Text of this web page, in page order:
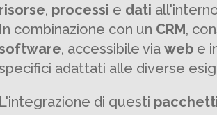
risorse, processi e dati
In combinazione con un CRM,
, accessibile viaweb e
adattati alle diverse
L'integrazione di questi